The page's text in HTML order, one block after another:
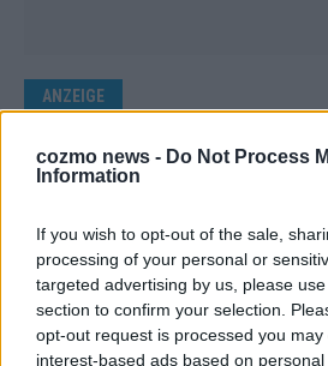
cozmo news - Do Not Process
Information
If you wish to opt-out of the sale,
processing of your personal or
targeted advertising by us, please
section to confirm your selection.
opt-out request is processed you may
interest-based ads based on
ANZEIGE